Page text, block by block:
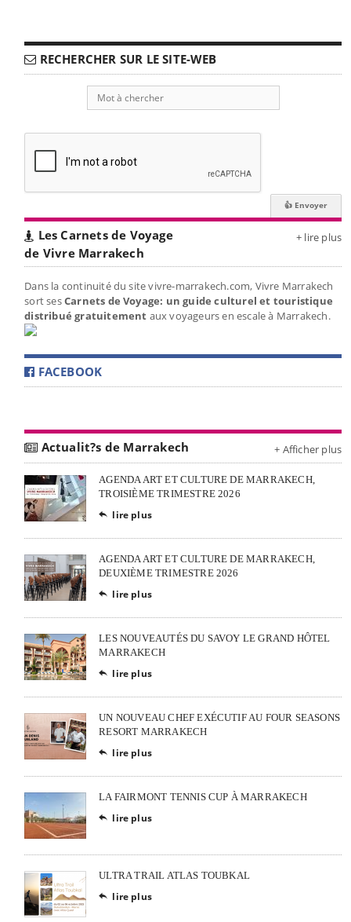
RECHERCHER SUR LE SITE-WEB
Les Carnets de Voyage
de Vivre Marrakech
+ lire plus
Dans la continuité du site vivre-marrakech.com, Vivre Marrakech
sort sesCarnets de Voyage: un guide culturel et touristique
distribué gratuitement aux voyageurs en escale à Marrakech.
FACEBOOK
Actualit?s de Marrakech + Afficher plus
AGENDA ART ET CULTURE DE MARRAKECH,
TROISIÈME TRIMESTRE 2026
 lire plus
AGENDA ART ET CULTURE DE MARRAKECH,
DEUXIÈME TRIMESTRE 2026
 lire plus
LES NOUVEAUTÉS DU SAVOY LE GRAND HÔTEL
MARRAKECH
 lire plus
UN NOUVEAU CHEF EXÉCUTIF AU FOUR SEASONS
RESORT MARRAKECH
 lire plus
LA FAIRMONT TENNIS CUP À MARRAKECH
 lire plus
ULTRA TRAIL ATLAS TOUBKAL
 lire plus